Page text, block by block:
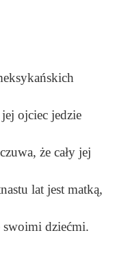
ojciec jedzie
że cały jej
lat jest matką,
swoimi dziećmi.